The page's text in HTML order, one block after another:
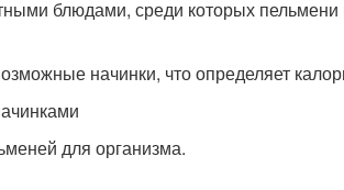
блюдами, среди которых пельмени
начинки, что определяет
для организма.